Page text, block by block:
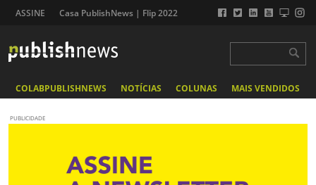
ASSINE Casa PublishNews | Flip 2022
COLABPUBLISHNEWS NOTÍCIAS COLUNAS MAIS VENDIDOS
PUBLICIDADE